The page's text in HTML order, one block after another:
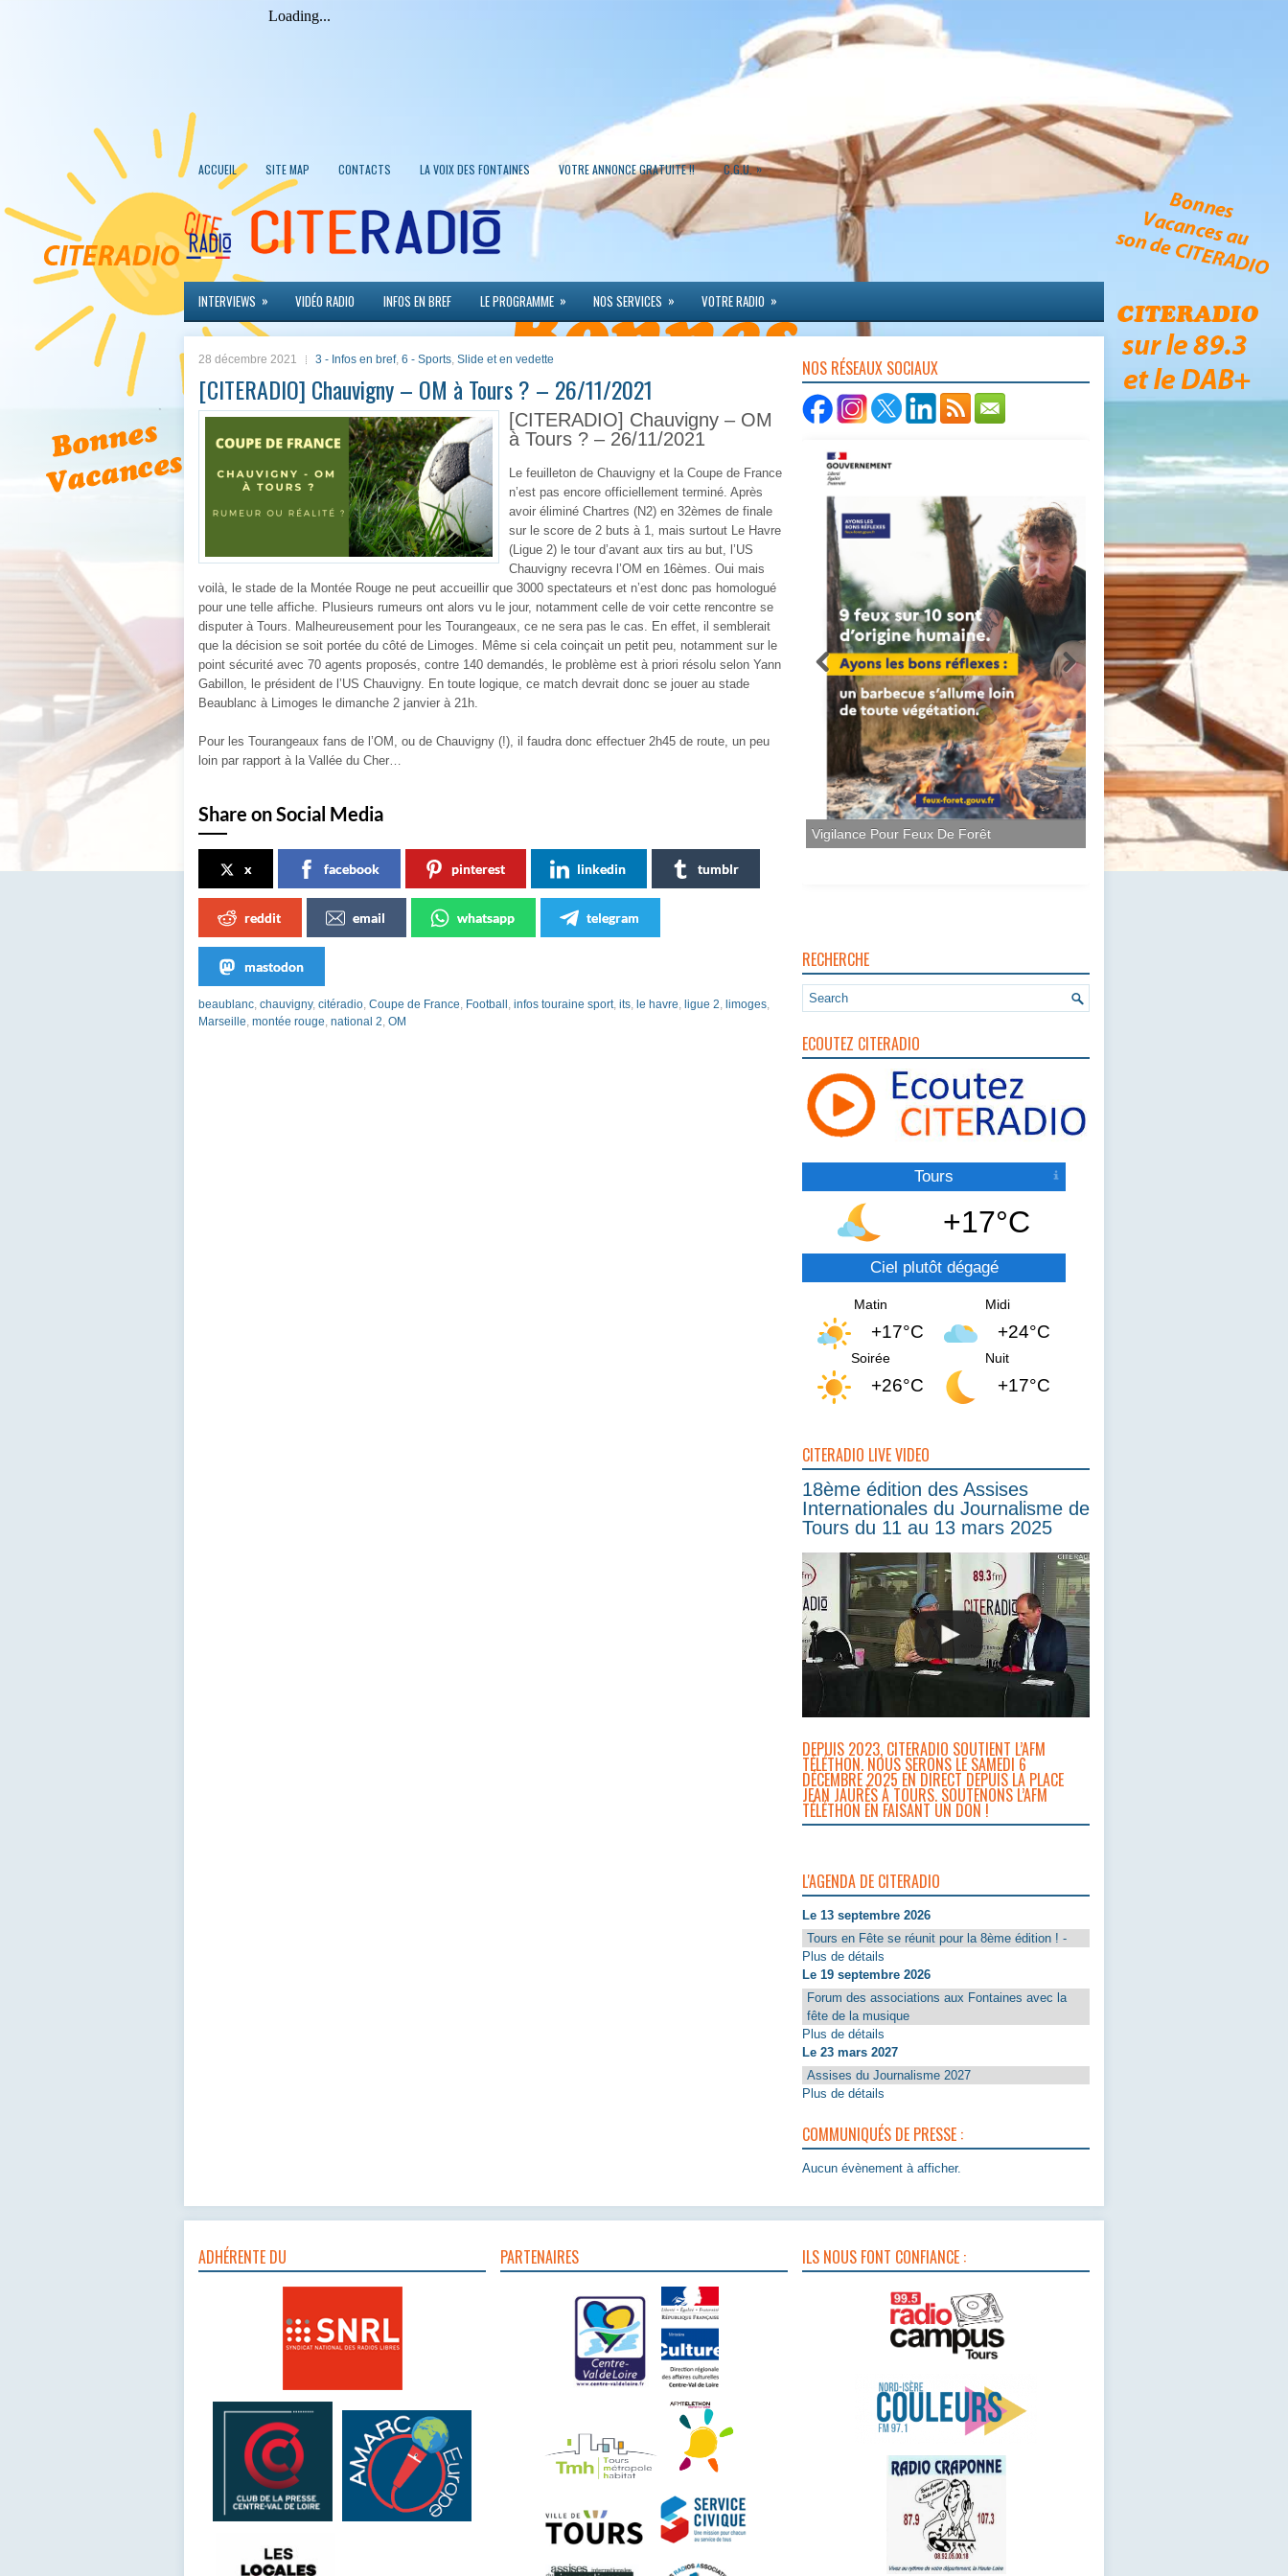
ACCUEIL SITE MAP CONTACTS LA VOIX DES FONTAINES VOTRE ANNONCE GRATUITE !! C.G.U. »
INTERVIEWS » VIDÉO RADIO INFOS EN BREF LE PROGRAMME » NOS SERVICES » VOTRE RADIO »
28 décembre 2021 3 - Infos en bref, 6 - Sports, Slide et en vedette
[CITERADIO] Chauvigny – OM à Tours ? – 26/11/2021
[CITERADIO] Chauvigny – OM
à Tours ? – 26/11/2021
Le feuilleton de Chauvigny et la Coupe de France
n’est pas encore officiellement terminé. Après
avoir éliminé Chartres (N2) en 32èmes de finale
sur le score de 2 buts à 1, mais surtout Le Havre
(Ligue 2) le tour d’avant aux tirs au but, l’US
Chauvigny recevra l’OM en 16èmes. Oui mais
voilà, le stade de la Montée Rouge ne peut accueillir que 3000 spectateurs et n’est donc pas homologué
pour une telle affiche. Plusieurs rumeurs ont alors vu le jour, notamment celle de voir cette rencontre se
disputer à Tours. Malheureusement pour les Tourangeaux, ce ne sera pas le cas. En effet, il semblerait
que la décision se soit portée du côté de Limoges. Même si cela coinçait un petit peu, notamment sur le
point sécurité avec 70 agents proposés, contre 140 demandés, le problème est à priori résolu selon Yann
Gabillon, le président de l’US Chauvigny. En toute logique, ce match devrait donc se jouer au stade
Beaublanc à Limoges le dimanche 2 janvier à 21h.
Pour les Tourangeaux fans de l’OM, ou de Chauvigny (!), il faudra donc effectuer 2h45 de route, un peu
loin par rapport à la Vallée du Cher…
Share on Social Media
x facebook pinterest linkedin tumblr
reddit email whatsapp telegram
mastodon
beaublanc, chauvigny, citéradio, Coupe de France, Football , infos touraine sport, its, le havre, ligue 2, limoges,
Marseille, montée rouge, national 2, OM
NOS RÉSEAUX SOCIAUX
Vigilance Pour Feux De Forêt
RECHERCHE
ECOUTEZ CITERADIO
Tours
+17°C
Ciel plutôt dégagé
Matin
+17°C
Midi
+24°C
Soirée
+26°C
Nuit
+17°C
CITERADIO LIVE VIDEO
18ème édition des Assises
Internationales du Journalisme de
Tours du 11 au 13 mars 2025
DEPUIS 2023, CITERADIO SOUTIENT L’AFM
TÉLÉTHON. NOUS SERONS LE SAMEDI 6
DÉCEMBRE 2025 EN DIRECT DEPUIS LA PLACE
JEAN JAURÈS À TOURS. SOUTENONS L’AFM
TÉLÉTHON EN FAISANT UN DON !
L'AGENDA DE CITERADIO
Le 13 septembre 2026
Tours en Fête se réunit pour la 8ème édition ! -
Plus de détails
Le 19 septembre 2026
Forum des associations aux Fontaines avec la
fête de la musique
Plus de détails
Le 23 mars 2027
Assises du Journalisme 2027
Plus de détails
COMMUNIQUÉS DE PRESSE :
Aucun évènement à afficher.
ADHÉRENTE DU PARTENAIRES ILS NOUS FONT CONFIANCE :